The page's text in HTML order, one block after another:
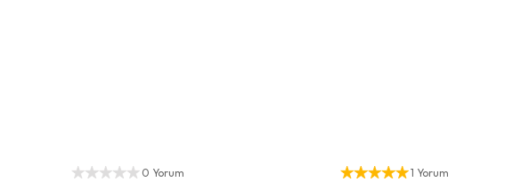
İlginizi
0 Yorum
Yetkili Satıcı
1 Yorum